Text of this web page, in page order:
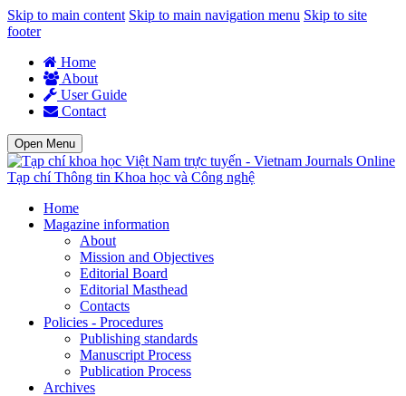
Skip to main content Skip to main navigation menu Skip to site
footer
Home
About
User Guide
Contact
Open Menu
Tạp chí Thông tin Khoa học và Công nghệ
Home
Magazine information
About
Mission and Objectives
Editorial Board
Editorial Masthead
Contacts
Policies - Procedures
Publishing standards
Manuscript Process
Publication Process
Archives